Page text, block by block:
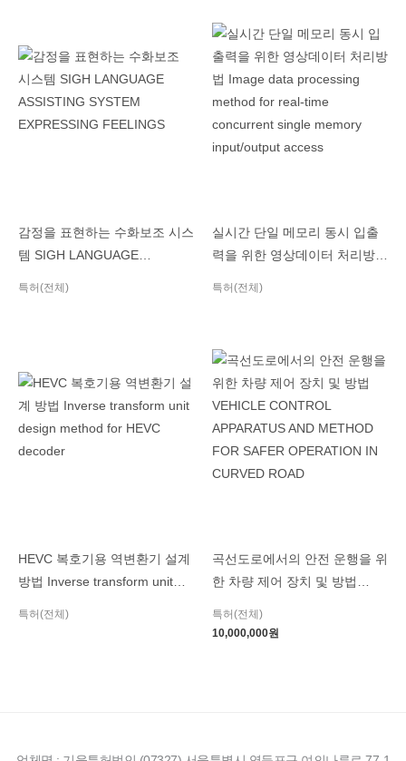
감정을 표현하는 수화보조 시스
템 SIGH LANGUAGE
특허(전체)
실시간 단일 메모리 동시 입출
력을 위한 영상데이터 처리방법
input/output access
특허(전체)
HEVC 복호기용 역변환기 설계
방법 Inverse transform unit
특허(전체)
곡선도로에서의 안전 운행을 위
한 차량 제어 장치 및 방법
APPARATUS AND METHOD
특허(전체)
10,000,000원